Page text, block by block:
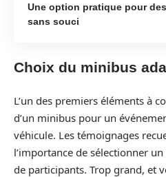
Une option pratique pour
sans souci
Choix du minibus
L’un des premiers éléments à
d’un minibus pour un
véhicule. Les témoignages
l’importance de sélectionner
de participants. Trop grand, et